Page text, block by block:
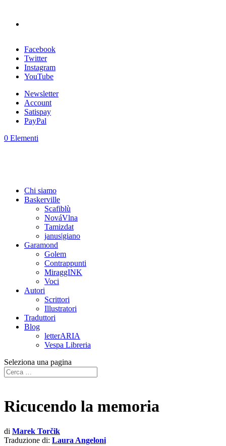
Facebook
Twitter
Instagram
YouTube
Newsletter
Account
Satispay
PayPal
0 Elementi
Chi siamo
Baskerville
Scafiblù
NováVlna
Tamizdat
janus|giano
Garamond
Golem
Contrappunti
MiraggINK
Voci
Autori
Scrittori
Illustratori
Traduttori
Blog
letterARIA
Vespa Libreria
Seleziona una pagina
Ricucendo la memoria
di Marek Torčik
Traduzione di: Laura Angeloni